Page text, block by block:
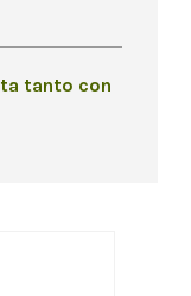
tanto con